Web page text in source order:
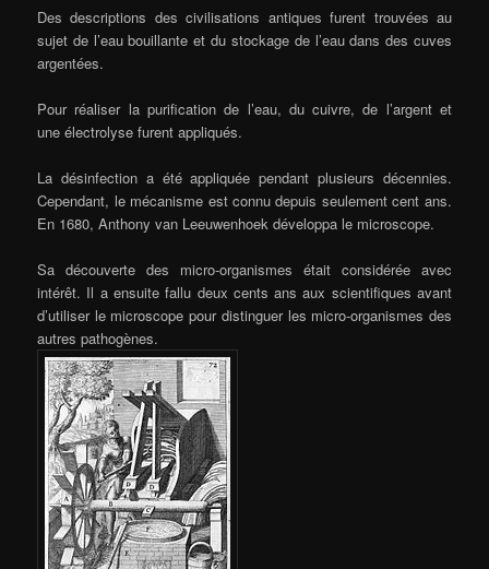
Des descriptions des civilisations antiques furent trouvées au
sujet de l’eau bouillante et du stockage de l’eau dans des cuves
argentées.
Pour réaliser la purification de l’eau, du cuivre, de l’argent et
une électrolyse furent appliqués.
La désinfection a été appliquée pendant plusieurs décennies.
Cependant, le mécanisme est connu depuis seulement cent ans.
En 1680, Anthony van Leeuwenhoek développa le microscope.
Sa découverte des micro-organismes était considérée avec
intérêt. Il a ensuite fallu deux cents ans aux scientifiques avant
d’utiliser le microscope pour distinguer les micro-organismes des
autres pathogènes.